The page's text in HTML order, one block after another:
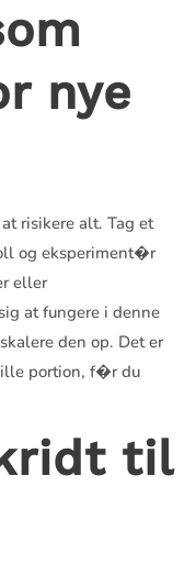
nye
risikere alt. Tag et
og eksperiment�r
eller
at fungere i denne
den op. Det er
portion, f�r du
til